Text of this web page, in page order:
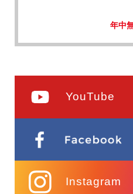
年中
YouTube
Instagram